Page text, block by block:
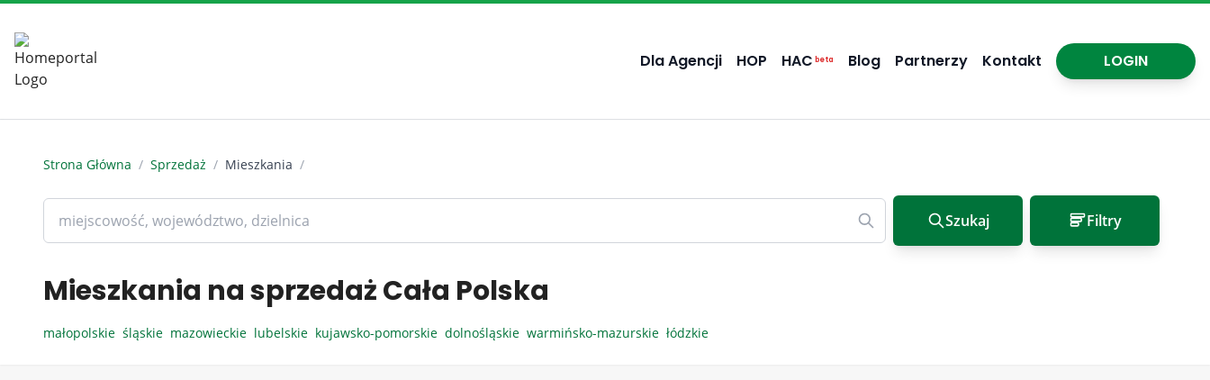
Dla Agencji HOP HAC beta Blog Partnerzy Kontakt LOGIN
Strona Główna / Sprzedaż / Mieszkania /
Szukaj Filtry
Mieszkania na sprzedaż Cała Polska
małopolskie śląskie mazowieckie lubelskie kujawsko-pomorskie dolnośląskie warmińsko-mazurskie łódzkie